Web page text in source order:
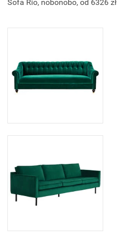
Sofa Rio, nobonobo, od 6326 zł